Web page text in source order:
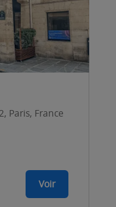
Paris, France
Voir